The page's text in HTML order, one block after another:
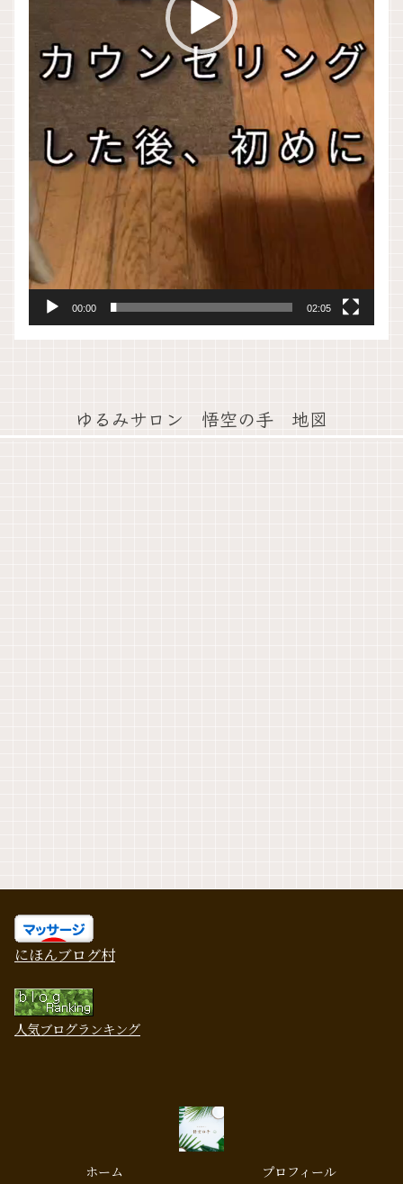
00:00 02:05
ゆるみサロン 悟空の手 地図
にほんブログ村
人気ブログランキング
ホーム プロフィール